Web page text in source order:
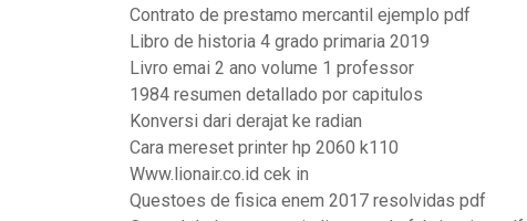
Contrato de prestamo mercantil ejemplo pdf
Libro de historia 4 grado primaria 2019
Livro emai 2 ano volume 1 professor
1984 resumen detallado por capitulos
Konversi dari derajat ke radian
Cara mereset printer hp 2060 k110
Www.lionair.co.id cek in
Questoes de fisica enem 2017 resolvidas pdf